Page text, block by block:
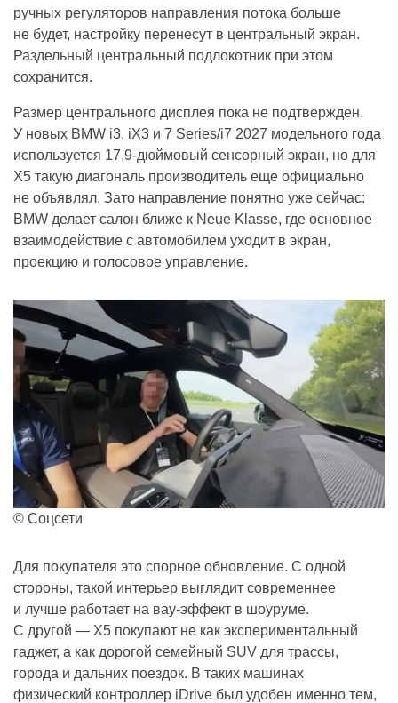
ручных регуляторов направления потока больше
не будет, настройку перенесут в центральный экран.
Раздельный центральный подлокотник при этом
сохранится.
Размер центрального дисплея пока не подтвержден.
У новых BMW i3, iX3 и 7 Series/i7 2027 модельного года
используется 17,9-дюймовый сенсорный экран, но для
X5 такую диагональ производитель еще официально
не объявлял. Зато направление понятно уже сейчас:
BMW делает салон ближе к Neue Klasse, где основное
взаимодействие с автомобилем уходит в экран,
проекцию и голосовое управление.
© Соцсети
Для покупателя это спорное обновление. С одной
стороны, такой интерьер выглядит современнее
и лучше работает на вау-эффект в шоуруме.
С другой — X5 покупают не как экспериментальный
гаджет, а как дорогой семейный SUV для трассы,
города и дальних поездок. В таких машинах
физический контроллер iDrive был удобен именно тем,